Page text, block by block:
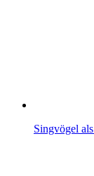
Singvögel